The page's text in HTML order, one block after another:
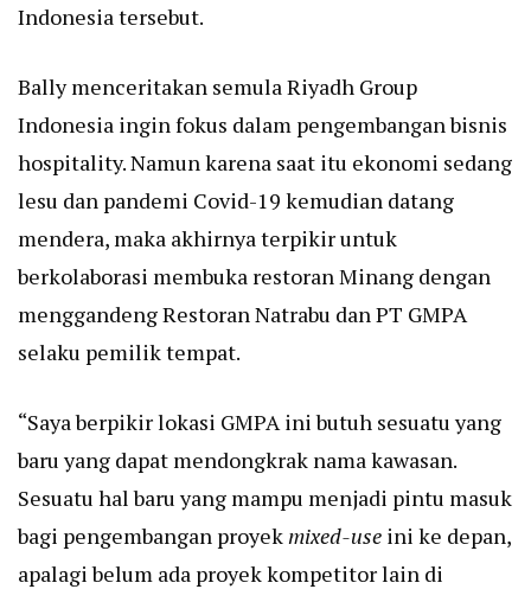
Indonesia tersebut.
Bally menceritakan semula Riyadh Group
Indonesia ingin fokus dalam pengembangan bisnis
hospitality. Namun karena saat itu ekonomi sedang
lesu dan pandemi Covid-19 kemudian datang
mendera, maka akhirnya terpikir untuk
berkolaborasi membuka restoran Minang dengan
menggandeng Restoran Natrabu dan PT GMPA
selaku pemilik tempat.
“Saya berpikir lokasi GMPA ini butuh sesuatu yang
baru yang dapat mendongkrak nama kawasan.
Sesuatu hal baru yang mampu menjadi pintu masuk
bagi pengembangan proyekmixed-use ini ke depan,
apalagi belum ada proyek kompetitor lain di